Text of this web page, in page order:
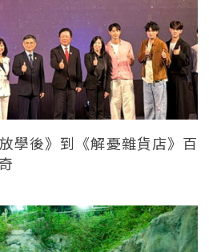
學後》到《解憂雜貨店》百